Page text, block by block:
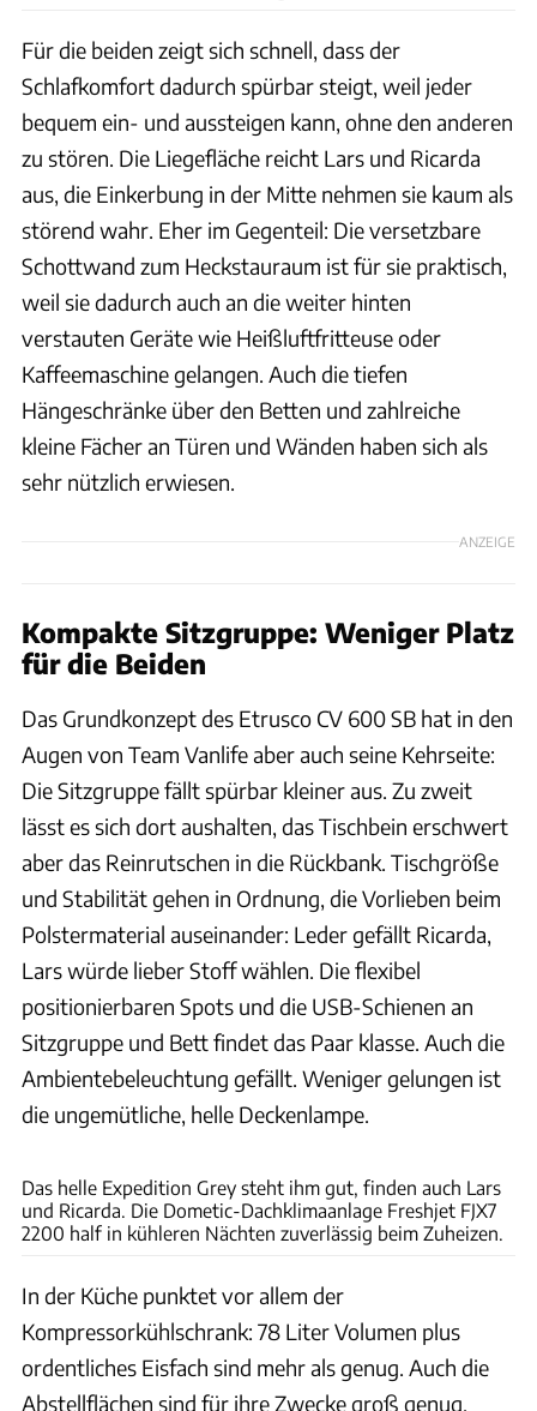
Für die beiden zeigt sich schnell, dass der
Schlafkomfort dadurch spürbar steigt, weil jeder
bequem ein- und aussteigen kann, ohne den anderen
zu stören. Die Liegefläche reicht Lars und Ricarda
aus, die Einkerbung in der Mitte nehmen sie kaum als
störend wahr. Eher im Gegenteil: Die versetzbare
Schottwand zum Heckstauraum ist für sie praktisch,
weil sie dadurch auch an die weiter hinten
verstauten Geräte wie Heißluftfritteuse oder
Kaffeemaschine gelangen. Auch die tiefen
Hängeschränke über den Betten und zahlreiche
kleine Fächer an Türen und Wänden haben sich als
sehr nützlich erwiesen.
ANZEIGE
Kompakte Sitzgruppe: Weniger Platz
für die Beiden
Das Grundkonzept des Etrusco CV 600 SB hat in den
Augen von Team Vanlife aber auch seine Kehrseite:
Die Sitzgruppe fällt spürbar kleiner aus. Zu zweit
lässt es sich dort aushalten, das Tischbein erschwert
aber das Reinrutschen in die Rückbank. Tischgröße
und Stabilität gehen in Ordnung, die Vorlieben beim
Polstermaterial auseinander: Leder gefällt Ricarda,
Lars würde lieber Stoff wählen. Die flexibel
positionierbaren Spots und die USB-Schienen an
Sitzgruppe und Bett findet das Paar klasse. Auch die
Ambientebeleuchtung gefällt. Weniger gelungen ist
die ungemütliche, helle Deckenlampe.
Das helle Expedition Grey steht ihm gut, finden auch Lars
und Ricarda. Die Dometic-Dachklimaanlage Freshjet FJX7
2200 half in kühleren Nächten zuverlässig beim Zuheizen.
In der Küche punktet vor allem der
Kompressorkühlschrank: 78 Liter Volumen plus
ordentliches Eisfach sind mehr als genug. Auch die
Abstellflächen sind für ihre Zwecke groß genug,